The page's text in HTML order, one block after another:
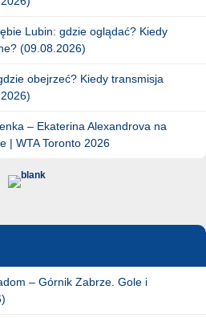
Lubin: gdzie oglądać? Kiedy
(09.08.2026)
obejrzeć? Kiedy transmisja
– Ekaterina Alexandrova na
| WTA Toronto 2026
– Górnik Zabrze. Gole i